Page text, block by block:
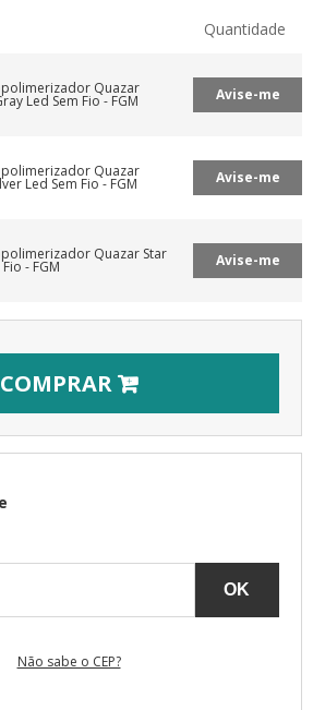
Quantidade
Avise-me
Avise-me
Avise-me
COMPRAR
Não sabe o CEP?